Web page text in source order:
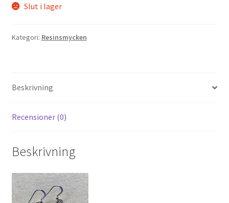
Slut i lager
Kategori: Resinsmycken
Beskrivning
Recensioner (0)
Beskrivning